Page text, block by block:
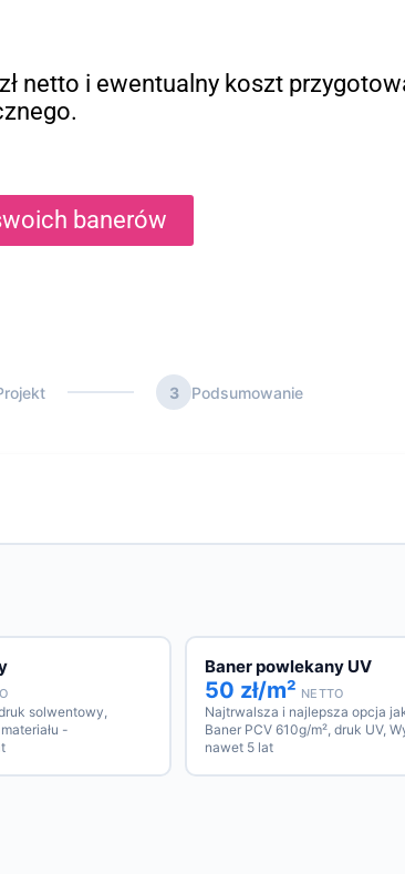
netto i ewentualny koszt
banerów
3 Podsumowanie
solwentowy,
-
Baner powlekany UV
50 zł/m² NETTO
Najtrwalsza i najlepsza opcja
Baner PCV 610g/m², druk UV,
nawet 5 lat